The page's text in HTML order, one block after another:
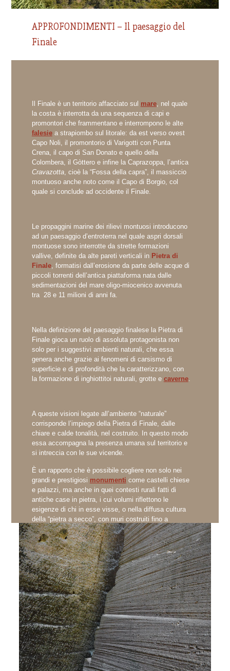
APPROFONDIMENTI – Il paesaggio del
Finale
Il Finale è un territorio affacciato sul mare, nel quale
la costa è interrotta da una sequenza di capi e
promontori che frammentano e interrompono le alte
falesiea strapiombo sul litorale: da est verso ovest
Capo Noli, il promontorio di Varigotti con Punta
Crena, il capo di San Donato e quello della
Colombera, il Gòttero e infine la Caprazoppa, l’antica
Cravazotta, cioè la “Fossa della capra”, il massiccio
montuoso anche noto come il Capo di Borgio, col
quale si conclude ad occidente il Finale.
Le propaggini marine dei rilievi montuosi introducono
ad un paesaggio d’entroterra nel quale aspri dorsali
montuose sono interrotte da strette formazioni
vallive, definite da alte pareti verticali in Pietra di
Finale, formatisi dall’erosione da parte delle acque di
piccoli torrenti dell’antica piattaforma nata dalle
sedimentazioni del mare oligo-miocenico avvenuta
tra 28 e 11 milioni di anni fa.
Nella definizione del paesaggio finalese la Pietra di
Finale gioca un ruolo di assoluta protagonista non
solo per i suggestivi ambienti naturali, che essa
genera anche grazie ai fenomeni di carsismo di
superficie e di profondità che la caratterizzano, con
la formazione di inghiottitoi naturali, grotte e caverne.
A queste visioni legate all’ambiente “naturale”
corrisponde l’impiego della Pietra di Finale, dalle
chiare e calde tonalità, nel costruito. In questo modo
essa accompagna la presenza umana sul territorio e
si intreccia con le sue vicende.
È un rapporto che è possibile cogliere non solo nei
grandi e prestigiosi monumenti come castelli chiese
e palazzi, ma anche in quei contesti rurali fatti di
antiche case in pietra, i cui volumi riflettono le
esigenze di chi in esse visse, o nella diffusa cultura
della “pietra a secco”, con muri costruiti fino a
raggiungere le sommità delle pendici montuose in
alternanza con le falesie naturali.
La peculiarità e le grandi suggestioni del paesaggio
finalese nascono da questa stretta interrelazione tra
aspetti naturali ed antropici, senza che sia
possibile creare tra di essi artificiose cesure nel
tempo e nello spazio. D’altro canto, il territorio è un
grande archivio che racconta le vicende dell’uomo e
del suo rapporto con l’ambiente naturale che lo
circonda.